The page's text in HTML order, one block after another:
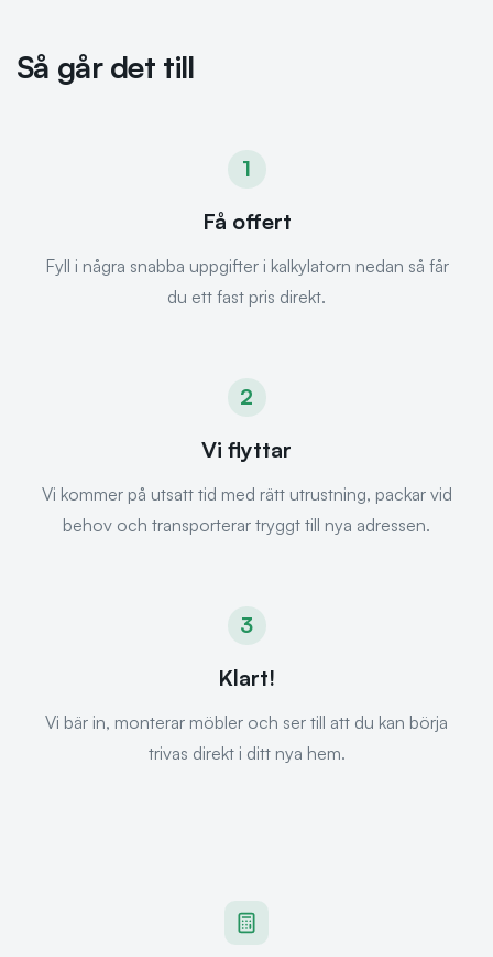
Så går det till
1
Få offert
Fyll i några snabba uppgifter i kalkylatorn nedan så får
du ett fast pris direkt.
2
Vi flyttar
Vi kommer på utsatt tid med rätt utrustning, packar vid
behov och transporterar tryggt till nya adressen.
3
Klart!
Vi bär in, monterar möbler och ser till att du kan börja
trivas direkt i ditt nya hem.